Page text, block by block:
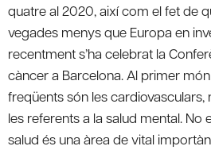
quatre al 2020, així com el fet de
vegades menys que Europa en
recentment s’ha celebrat la
càncer a Barcelona. Al primer
freqüents són les cardiovasculars,
les referents a la salud mental. No
salud és una àrea de vital